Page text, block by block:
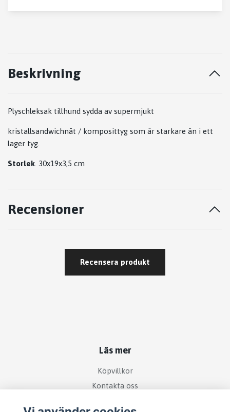
Beskrivning
Plyschleksak tillhund sydda av supermjukt
kristallsandwichnät / komposittyg som är starkare än i ett
lager tyg.
Storlek . 30x19x3,5 cm
Recensioner
Recensera produkt
Läs mer
Köpvillkor
Kontakta oss